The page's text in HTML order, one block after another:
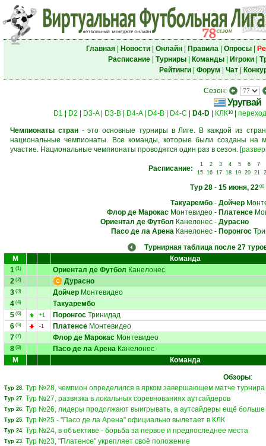
Главная| Новости| Онлайн| Правила| Опросы|
Расписание| Турниры| Команды| Игроки|
Рейтинги| Форум Чат|
Сезон:
Уругвай
D1 D2 D3-A| D3-B| D4-A| D4-B| D4-C D4-D| КЛК10|
Чемпионаты стран- это основные турниры в Лиге. В каждой из
национальные чемпионаты. Все команды, которые были созданы на
участие. Национальные чемпионаты проводятся один раз в сезон. [
Расписание: 1 2 3 4 5 6
7
15
16 17 18 19 20 21
Тур 28- 15 июня, 2200
Такуарембо- Дойчер
Флор де МарокасМонтевидео- Платенсе
Ориентал де Футбол Канелонес- Дурасно
Пасо де ла АренаКанелонес- Поронгос
Турнирная таблица после 27
М
Команда
1 (1) Ориентал де Футбол Канелонес
2 (2)
Дурасно
3 (3) Дойчер Монтевидео
4 (4)
Такуарембо
5 (6) +1 Поронгос Тринидад
6 (5) -1 Платенсе Монтевидео
7 (7) Флор де Марокас Монтевидео
8 (8) Пасо де ла Арена Канелонес
М
Команда
Обзоры:
Тур 28. Тур №28, чемпион определился в ярком завершающем матче турнира
Тур 27. Тур №27, развязка в локальных соревнованиях аутсайдеров
Тур 26. Тур №26, лидеры продолжают выигрывать, а аутсайдеры ещё больше
Тур 25. Тур №25 - "Пасо де ла Арена" официально вылетает в КЛК
Тур 24. Тур №24, в объективе - борьба за первое и предпоследнее места
Тур 23. Тур №23, "Платенсе" укрепляет своё положение